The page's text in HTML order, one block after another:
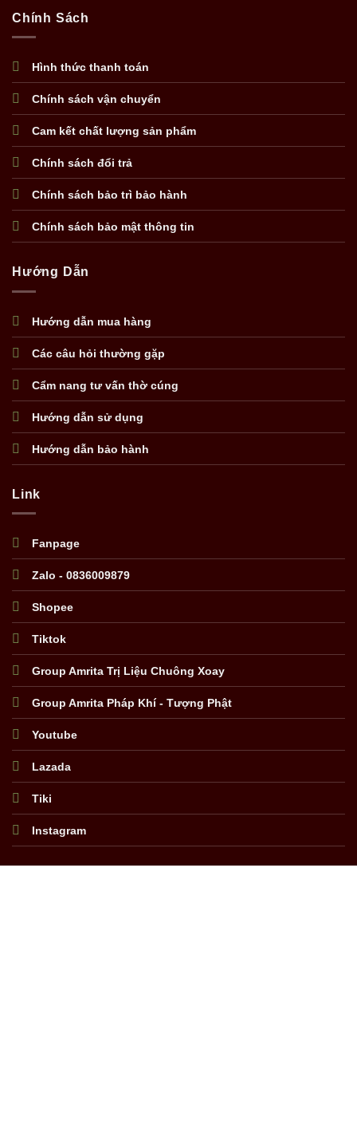
Chính Sách
Hình thức thanh toán
Chính sách vận chuyển
Cam kết chất lượng sản phẩm
Chính sách đổi trả
Chính sách bảo trì bảo hành
Chính sách bảo mật thông tin
Hướng Dẫn
Hướng dẫn mua hàng
Các câu hỏi thường gặp
Cẩm nang tư vấn thờ cúng
Hướng dẫn sử dụng
Hướng dẫn bảo hành
Link
Fanpage
Zalo - 0836009879
Shopee
Tiktok
Group Amrita Trị Liệu Chuông Xoay
Group Amrita Pháp Khí - Tượng Phật
Youtube
Lazada
Tiki
Instagram